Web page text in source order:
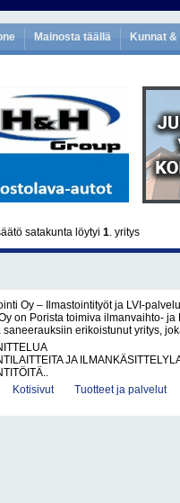
Mainosta täällä Kunnat
satakunta löytyi 1. yritys
Oy – Ilmastointityöt ja LVI-
Oy on Porista toimiva ilmanvaihto-
saneerauksiin erikoistunut yritys,
JA
Kotisivut Tuotteet ja palvelut